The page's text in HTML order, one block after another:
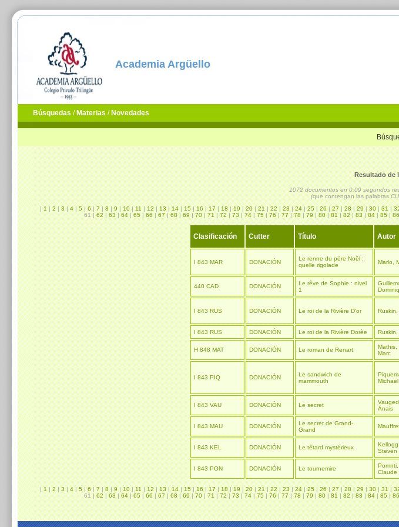
Academia Argüello
Búsquedas / Materias / Novedades
Resultado de
1072 documentos en 0,09 segundos
(que contengan las palabras
|1|2|3|4|5|6|7|8|9|10|11|12|13|14|15|16|17|18|19|20|21|22|23|24|25|26|27|28|29|30|31|
61 |62|63|64|65|66|67|68|69|70|71|72|73|74|75|76|77|78|79|80|81|82|83|84|85|86
Clasificación Cutter Título Autor
I 843 MAR DONACIÓN
Le renne du pére Noêl :
quelle rigolade
Marlo,
440 CAD DONACIÓN
Le rêve de Sophie : nivel
1
I 843 RUS DONACIÓN Le roi de la Rivière D'or Ruskin,
I 843 RUS DONACIÓN Le roi de la Rivière Dorèe Ruskin,
H 848 MAT DONACIÓN Le roman de Renart
Mathis,
Marc
I 843 PIQ DONACIÓN
Le sandwich de
mammouth
Michael
I 843 VAU DONACIÓN Le secret
Anais
I 843 MAU DONACIÓN
Le secret de Grand-
Grand
I 843 KEL DONACIÓN Le têtard mystérieux
Kellogg,
Steven
I 843 PON DONACIÓN Le tournemire
Pomnti,
Claude
|1|2|3|4|5|6|7|8|9|10|11|12|13|14|15|16|17|18|19|20|21|22|23|24|25|26|27|28|29|30|31|
61 |62|63|64|65|66|67|68|69|70|71|72|73|74|75|76|77|78|79|80|81|82|83|84|85|86